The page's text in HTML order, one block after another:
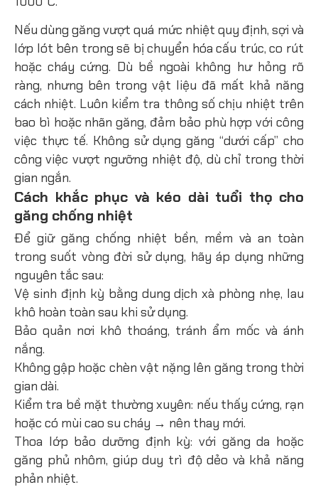
Nếu dùng găng vượt quá mức nhiệt quy định, sợi và
lớp lót bên trong sẽ bị chuyển hóa cấu trúc, co rút
hoặc cháy cứng. Dù bề ngoài không hư hỏng rõ
ràng, nhưng bên trong vật liệu đã mất khả năng
cách nhiệt. Luôn kiểm tra thông số chịu nhiệt trên
bao bì hoặc nhãn găng, đảm bảo phù hợp với công
việc thực tế. Không sử dụng găng “dưới cấp” cho
công việc vượt ngưỡng nhiệt độ, dù chỉ trong thời
gian ngắn.
Cách khắc phục và kéo dài tuổi thọ cho
găng chống nhiệt
Để giữ găng chống nhiệt bền, mềm và an toàn
trong suốt vòng đời sử dụng, hãy áp dụng những
nguyên tắc sau:
Vệ sinh định kỳ bằng dung dịch xà phòng nhẹ, lau
khô hoàn toàn sau khi sử dụng.
Bảo quản nơi khô thoáng, tránh ẩm mốc và ánh
nắng.
Không gập hoặc chèn vật nặng lên găng trong thời
gian dài.
Kiểm tra bề mặt thường xuyên: nếu thấy cứng, rạn
hoặc có mùi cao su cháy → nên thay mới.
Thoa lớp bảo dưỡng định kỳ: với găng da hoặc
găng phủ nhôm, giúp duy trì độ dẻo và khả năng
phản nhiệt.